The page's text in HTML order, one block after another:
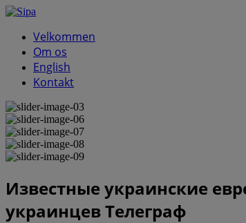
Velkommen
Om os
English
Kontakt
Известные украинские
украинцев Телеграф